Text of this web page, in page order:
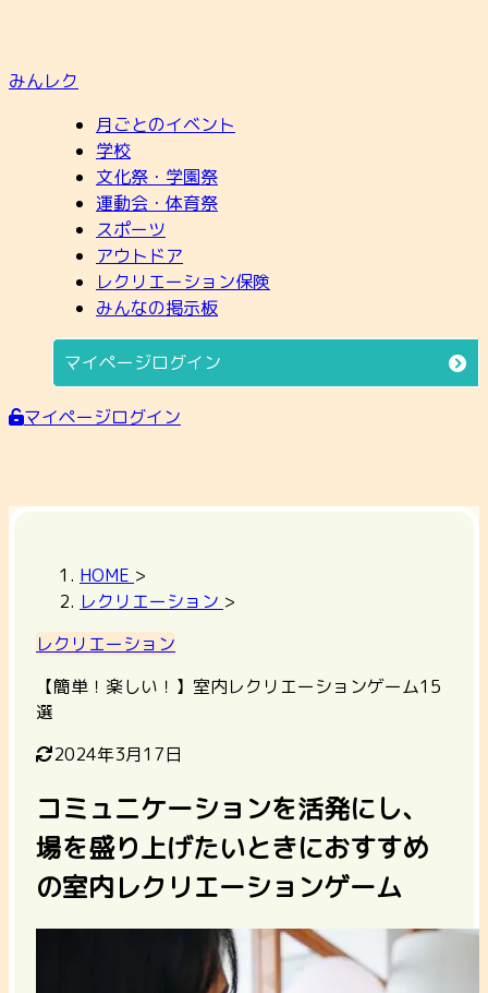
みんレク
月ごとのイベント
学校
文化祭・学園祭
運動会・体育祭
スポーツ
アウトドア
レクリエーション保険
みんなの掲示板
マイページログイン
マイページログイン
HOME >
レクリエーション >
レクリエーション
【簡単！楽しい！】室内レクリエーションゲーム15
選
2024年3月17日
コミュニケーションを活発にし、
場を盛り上げたいときにおすすめ
の室内レクリエーションゲーム